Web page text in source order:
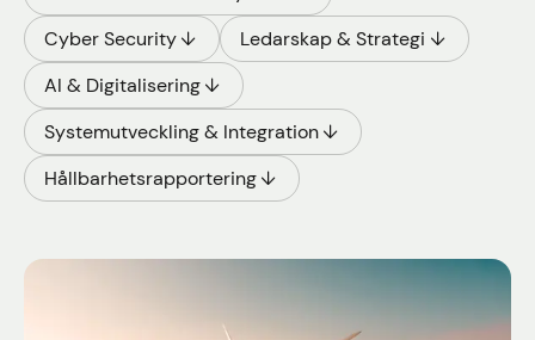
Cyber Security
Ledarskap & Strategi
AI & Digitalisering
Systemutveckling & Integration
Hållbarhetsrapportering